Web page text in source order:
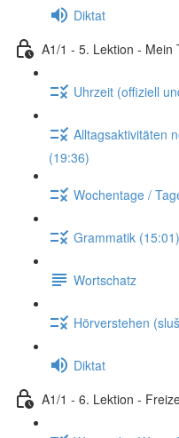
Diktat
A1/1 - 5. Lektion - Mein
Uhrzeit (offiziell
Alltagsaktivitäten
(19:36)
Wochentage /
Grammatik (15:01)
Wortschatz
Hörverstehen
Diktat
A1/1 - 6. Lektion -